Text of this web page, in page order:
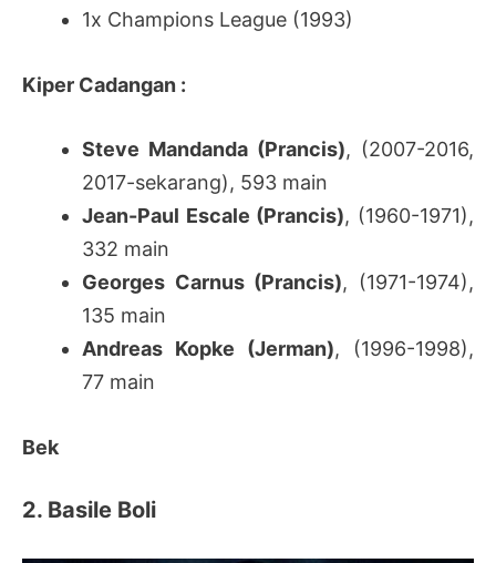
1x Champions League (1993)
Kiper Cadangan :
Steve Mandanda (Prancis), (2007-2016,
2017-sekarang), 593 main
Jean-Paul Escale (Prancis), (1960-1971),
332 main
Georges Carnus (Prancis), (1971-1974),
135 main
Andreas Kopke (Jerman), (1996-1998),
77 main
Bek
2. Basile Boli